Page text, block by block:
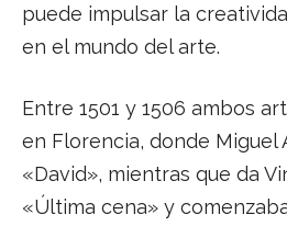
puede impulsar la
en el mundo del arte.
Entre 1501 y 1506 ambos
en Florencia, donde Miguel
«David», mientras que da
«Última cena» y